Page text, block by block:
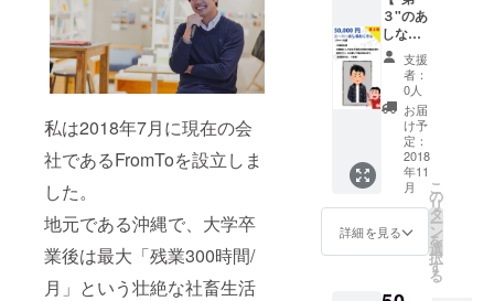
私は2018年7月に現在の会
社であるFromToを設立しま
した。
地元である沖縄で、大学卒
業後は最大「残業300時間/
月」という壮絶な社畜生活
午後を
予定し
ていま
す。 ※
沖縄居
酒屋貸
切イベ
ントの
日程
は、
2019/02
/11(月
祝)18
時〜を
予定し
す。前
途ご負
担
（3000
円想
定） ・
第１弾
購入さ
れた方
は参加
権利有
・18
時〜22
定して
います
ス記念
い方
（エン
ジニア
のキャ
リア相
談）は
得意で
す ・単
純に宮
城と話
したい
項】 ・
東京都
に興味
がある
支援者
が参加
しま
す。 ・
FBグ
ループ
100人以
上 ・リ
リース
記念イ
参加50
人見込
「アテ
ン
ダー」
を共に
盛り上
げてく
れる企
業・団
体様 ・
地方盛
り上げ
隊、地
域活性
ロール
に掲載
・「ア
テン
ダー支
援者様
限定グ
ルー
プ」FB
グルー
プ招待
・開発
チーム
３"のあ
しなが
おじさ
ん向
け】 ・
圧倒的
名誉 他
のリ
ターン
は一切
不要！
という
人向け
です
が、オ
支援
者：
0人
お届
け予
定：
2018
年11
月
詳細を見る
こ
の
リ
タ
ー
ン
を
選
択
す
る